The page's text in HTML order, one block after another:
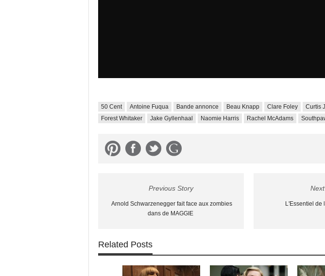
50 Cent Antoine Fuqua Bande annonce Beau Knapp Clare Foley Curtis
Forest Whitaker
Jake Gyllenhaal Naomie Harris Rachel McAdams
Previous Story
Arnold Schwarzenegger fait face aux zombies
dans de MAGGIE
L'Essentiel de
Related Posts